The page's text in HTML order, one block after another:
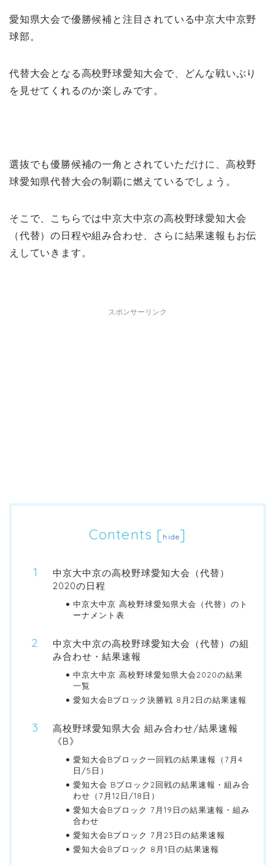
愛知県大会で優勝候補と注目されている中京大中京野
球部。
代替大会となる高校野球愛知大会で、どんな戦いぶり
を見せてくれるのか楽しみです。
選抜でも優勝候補の一角とされていただけに、高校野
球愛知県代替大会の制覇に燃えているでしょう。
そこで、こちらでは中京大中京の高校野球愛知大会
（代替）の日程や組み合わせ、さらに結果速報もお伝
えしていきます。
スポンサーリンク
Contents [hide]
中京大中京の高校野球愛知大会（代替）
2020の日程
中京大中京 高校野球愛知県大会（代替）のト
ーナメント表
中京大中京の高校野球愛知大会（代替）の組
み合わせ・結果速報
中京大中京 高校野球愛知県大会2020の結果
一覧
愛知大会Bブロック決勝戦 8月2日の結果速報
高校野球愛知県大会 組み合わせ/結果速報
《B》
愛知大会Bブロック一回戦の結果速報（7月4
日/5日）
愛知大会 Bブロック2回戦の結果速報・組み合
わせ（7月12日/18日）
愛知大会Bブロック 7月19日の結果速報・組み
合わせ
愛知大会Bブロック 7月23日の結果速報
愛知大会Bブロック 8月1日の結果速報